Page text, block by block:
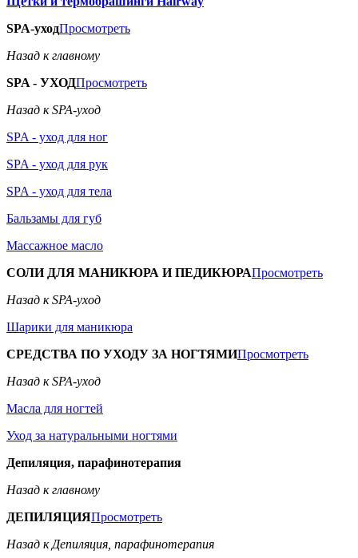
SPA-уходПросмотреть
Назад к главному
SPA - УХОДПросмотреть
Назад к SPA-уход
SPA - уход для ног
SPA - уход для рук
SPA - уход для тела
Бальзамы для губ
Массажное масло
СОЛИ ДЛЯ МАНИКЮРА И ПЕДИКЮРАПросмотреть
Назад к SPA-уход
Шарики для маникюра
СРЕДСТВА ПО УХОДУ ЗА НОГТЯМИПросмотреть
Назад к SPA-уход
Масла для ногтей
Уход за натуральными ногтями
Депиляция, парафинотерапия
Назад к главному
ДЕПИЛЯЦИЯПросмотреть
Назад к Депиляция, парафинотерапия